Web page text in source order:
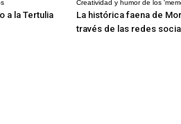
a la Tertulia
Creatividad y humor de los
La histórica faena de
través de las redes